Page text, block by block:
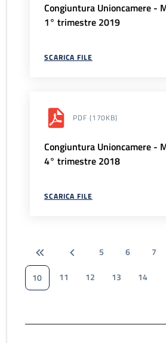
Congiuntura Unioncamere -
1° trimestre 2019
SCARICA FILE
PDF (170KB)
Congiuntura Unioncamere -
4° trimestre 2018
SCARICA FILE
5 6 7
10
11 12 13 14